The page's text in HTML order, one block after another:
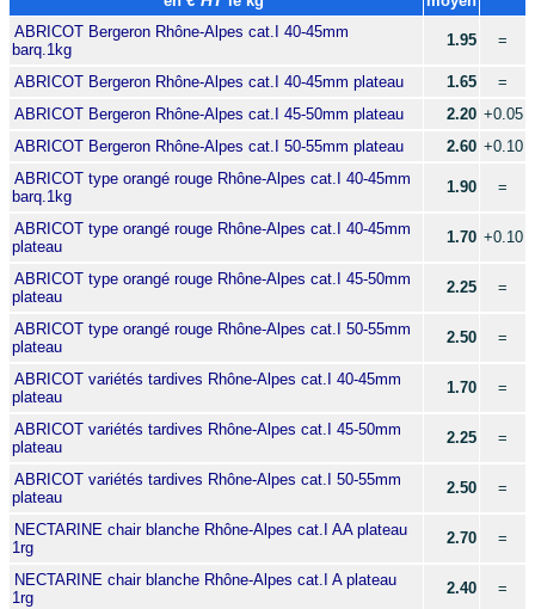
ABRICOT Bergeron Rhône-Alpes cat.I 40-45mm
barq.1kg
1.95 =
ABRICOT Bergeron Rhône-Alpes cat.I 40-45mm plateau 1.65
=
ABRICOT Bergeron Rhône-Alpes cat.I 45-50mm plateau
2.20 +0.05
ABRICOT Bergeron Rhône-Alpes cat.I 50-55mm plateau
2.60 +0.10
ABRICOT type orangé rouge Rhône-Alpes cat.I 40-45mm
barq.1kg
1.90 =
ABRICOT type orangé rouge Rhône-Alpes cat.I 40-45mm
plateau
1.70 +0.10
ABRICOT type orangé rouge Rhône-Alpes cat.I 45-50mm
plateau
2.25 =
ABRICOT type orangé rouge Rhône-Alpes cat.I 50-55mm
plateau
2.50 =
ABRICOT variétés tardives Rhône-Alpes cat.I 40-45mm
plateau
1.70 =
ABRICOT variétés tardives Rhône-Alpes cat.I 45-50mm
plateau
2.25 =
ABRICOT variétés tardives Rhône-Alpes cat.I 50-55mm
plateau
2.50 =
NECTARINE chair blanche Rhône-Alpes cat.I AA plateau
1rg
2.70 =
NECTARINE chair blanche Rhône-Alpes cat.I A plateau
1rg
2.40 =